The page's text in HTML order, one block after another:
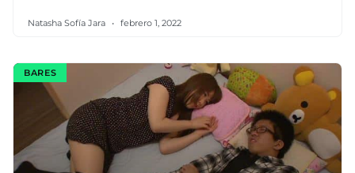
Natasha Sofía Jara febrero 1, 2022
BARES